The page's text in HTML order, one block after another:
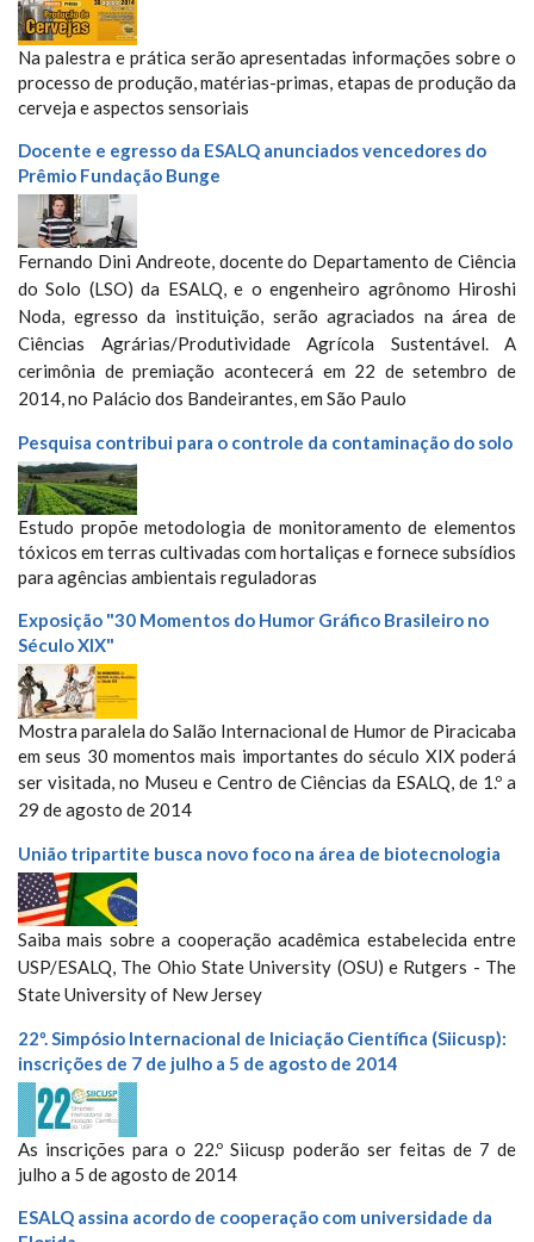
Na palestra e prática serão apresentadas informações sobre o
processo de produção, matérias-primas, etapas de produção da
cerveja e aspectos sensoriais
Docente e egresso da ESALQ anunciados vencedores do
Prêmio Fundação Bunge
Fernando Dini Andreote, docente do Departamento de Ciência
do Solo (LSO) da ESALQ, e o engenheiro agrônomo Hiroshi
Noda, egresso da instituição, serão agraciados na área de
Ciências Agrárias/Produtividade Agrícola Sustentável. A
cerimônia de premiação acontecerá em 22 de setembro de
2014, no Palácio dos Bandeirantes, em São Paulo
Pesquisa contribui para o controle da contaminação do solo
Estudo propõe metodologia de monitoramento de elementos
tóxicos em terras cultivadas com hortaliças e fornece subsídios
para agências ambientais reguladoras
Exposição "30 Momentos do Humor Gráfico Brasileiro no
Século XIX"
Mostra paralela do Salão Internacional de Humor de Piracicaba
em seus 30 momentos mais importantes do século XIX poderá
ser visitada, no Museu e Centro de Ciências da ESALQ, de 1.º a
29 de agosto de 2014
União tripartite busca novo foco na área de biotecnologia
Saiba mais sobre a cooperação acadêmica estabelecida entre
USP/ESALQ, The Ohio State University (OSU) e Rutgers - The
State University of New Jersey
22º. Simpósio Internacional de Iniciação Científica (Siicusp):
inscrições de 7 de julho a 5 de agosto de 2014
As inscrições para o 22.º Siicusp poderão ser feitas de 7 de
julho a 5 de agosto de 2014
ESALQ assina acordo de cooperação com universidade da